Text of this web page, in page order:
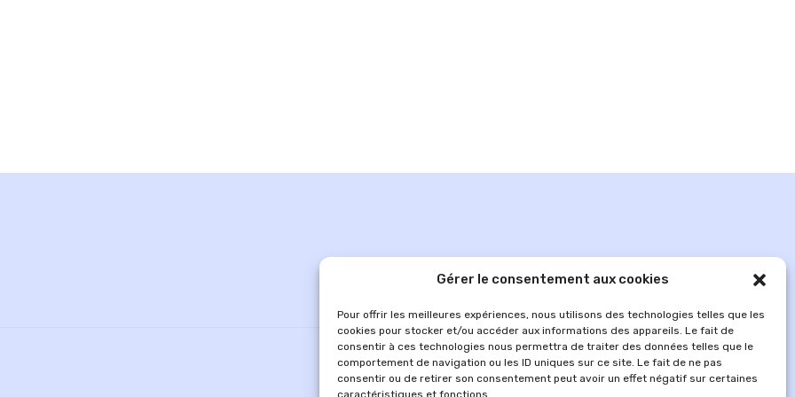
Gérer le consentement aux cookies
Pour offrir les meilleures expériences, nous utilisons des technologies telles que les
cookies pour stocker et/ou accéder aux informations des appareils. Le fait de
consentir à ces technologies nous permettra de traiter des données telles que le
comportement de navigation ou les ID uniques sur ce site. Le fait de ne pas
consentir ou de retirer son consentement peut avoir un effet négatif sur certaines
caractéristiques et fonctions.
MENTIONS LÉGALES